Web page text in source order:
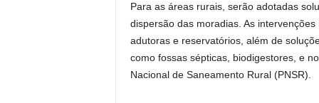
Para as áreas rurais, serão adotadas
dispersão das moradias. As
adutoras e reservatórios, além de
como fossas sépticas, biodigestores, e
Nacional de Saneamento Rural (PNSR).